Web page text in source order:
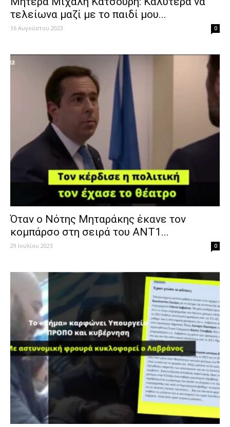
τελείωνα μαζί με το παιδί μου...
16 Αυγούστου 2023 0
Όταν ο Νότης Μηταράκης έκανε τον
κομπάρσο στη σειρά του ΑΝΤ1...
29 Ιουλίου 2023 0